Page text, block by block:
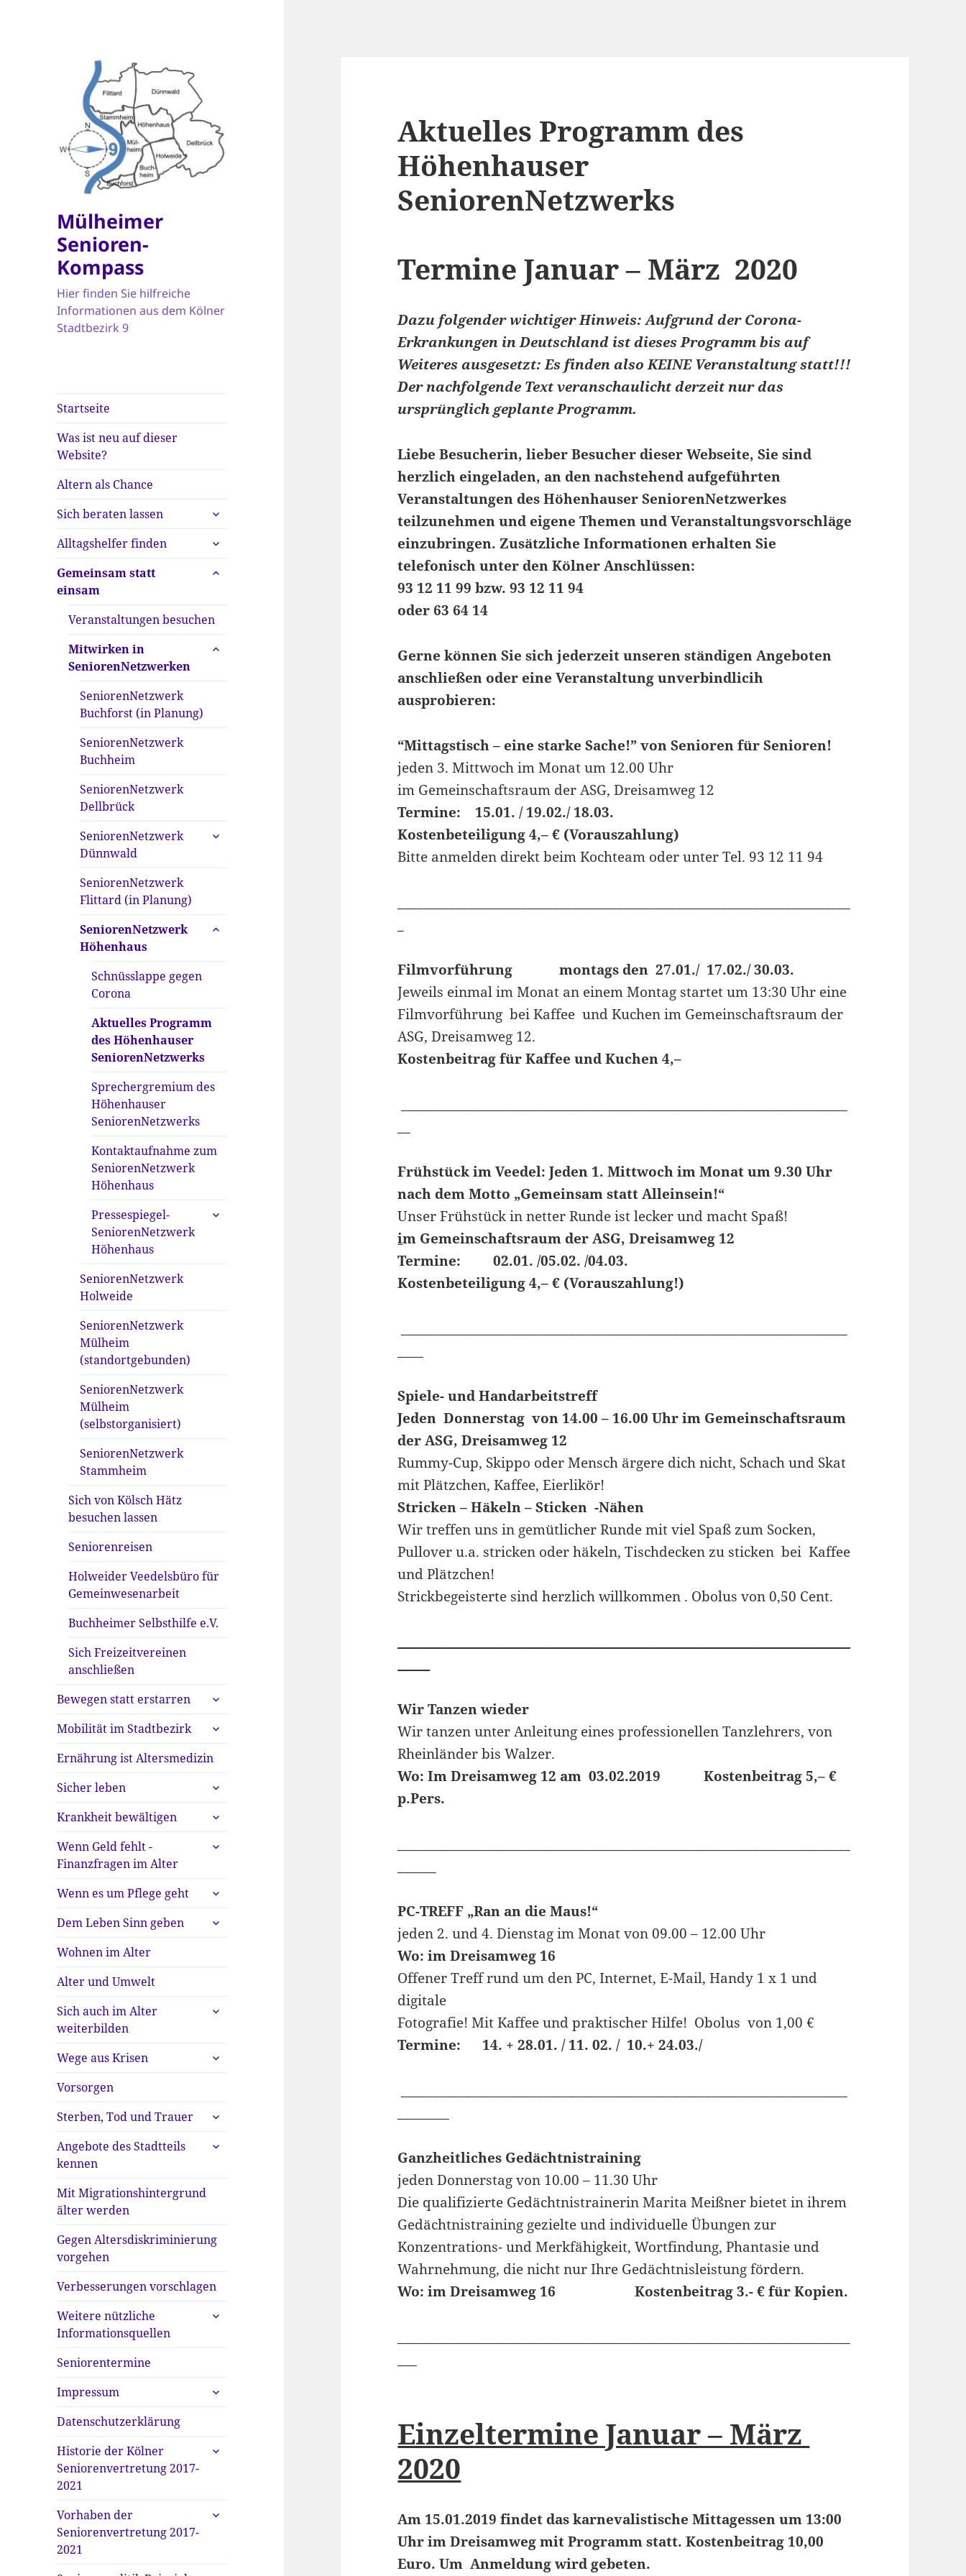
Mülheimer
Senioren-
Kompass
Hier finden Sie hilfreiche
Informationen aus dem Kölner
Stadtbezirk 9
Startseite
Was ist neu auf dieser
Website?
Altern als Chance
Sich beraten lassen
untermenü
anzeigen
Alltagshelfer finden
untermenü
anzeigen
Gemeinsam statt
einsam
untermenü
Veranstaltungen besuchen
Mitwirken in
SeniorenNetzwerken
untermenü
SeniorenNetzwerk
Buchforst (in Planung)
SeniorenNetzwerk
Buchheim
SeniorenNetzwerk
Dellbrück
SeniorenNetzwerk
Dünnwald
untermenü
SeniorenNetzwerk
Flittard (in Planung)
SeniorenNetzwerk
Höhenhaus
untermenü
Schnüsslappe gegen
Corona
Aktuelles Programm
des Höhenhauser
SeniorenNetzwerks
Sprechergremium des
Höhenhauser
SeniorenNetzwerks
Kontaktaufnahme zum
SeniorenNetzwerk
Höhenhaus
Pressespiegel-
SeniorenNetzwerk
Höhenhaus
untermenü
SeniorenNetzwerk
Holweide
SeniorenNetzwerk
Mülheim
(standortgebunden)
SeniorenNetzwerk
Mülheim
(selbstorganisiert)
SeniorenNetzwerk
Stammheim
Sich von Kölsch Hätz
besuchen lassen
Seniorenreisen
Holweider Veedelsbüro für
Gemeinwesenarbeit
Buchheimer Selbsthilfe e.V.
Sich Freizeitvereinen
anschließen
Bewegen statt erstarren
untermenü
anzeigen
Mobilität im Stadtbezirk
untermenü
anzeigen
Ernährung ist Altersmedizin
Sicher leben
untermenü
anzeigen
Krankheit bewältigen
untermenü
anzeigen
Wenn Geld fehlt -
Finanzfragen im Alter
untermenü
Wenn es um Pflege geht
untermenü
anzeigen
Dem Leben Sinn geben
untermenü
anzeigen
Wohnen im Alter
Alter und Umwelt
Sich auch im Alter
weiterbilden
untermenü
Wege aus Krisen
untermenü
anzeigen
Vorsorgen
Sterben, Tod und Trauer
untermenü
anzeigen
Angebote des Stadtteils
kennen
untermenü
Mit Migrationshintergrund
älter werden
Gegen Altersdiskriminierung
vorgehen
Verbesserungen vorschlagen
Weitere nützliche
Informationsquellen
untermenü
Seniorentermine
Impressum
untermenü
anzeigen
Datenschutzerklärung
Historie der Kölner
Seniorenvertretung 2017-
2021
untermenü
Vorhaben der
Seniorenvertretung 2017-
2021
untermenü
Aktuelles Programm des
Höhenhauser
SeniorenNetzwerks
Termine Januar – März 2020
Dazu folgender wichtiger Hinweis: Aufgrund der Corona-
Erkrankungen in Deutschland ist dieses Programm bis auf
Weiteres ausgesetzt: Es finden also KEINE Veranstaltung statt!!!
Der nachfolgende Text veranschaulicht derzeit nur das
ursprünglich geplante Programm.
Liebe Besucherin, lieber Besucher dieser Webseite, Sie sind
herzlich eingeladen, an den nachstehend aufgeführten
Veranstaltungen des Höhenhauser SeniorenNetzwerkes
teilzunehmen und eigene Themen und Veranstaltungsvorschläge
einzubringen. Zusätzliche Informationen erhalten Sie
telefonisch unter den Kölner Anschlüssen:
93 12 11 99 bzw. 93 12 11 94
oder 63 64 14
Gerne können Sie sich jederzeit unseren ständigen Angeboten
anschließen oder eine Veranstaltung unverbindlicih
ausprobieren:
“Mittagstisch – eine starke Sache!” von Senioren für Senioren!
jeden 3. Mittwoch im Monat um 12.00 Uhr
im Gemeinschaftsraum der ASG, Dreisamweg 12
Termine: 15.01. / 19.02./ 18.03.
Kostenbeteiligung 4,– € (Vorauszahlung)
Bitte anmelden direkt beim Kochteam oder unter Tel. 93 12 11 94
Filmvorführung montags den 27.01./ 17.02./ 30.03.
Jeweils einmal im Monat an einem Montag startet um 13:30 Uhr eine
Filmvorführung bei Kaffee und Kuchen im Gemeinschaftsraum der
ASG, Dreisamweg 12.
Kostenbeitrag für Kaffee und Kuchen 4,–
Frühstück im Veedel: Jeden 1. Mittwoch im Monat um 9.30 Uhr
nach dem Motto „Gemeinsam statt Alleinsein!“
Unser Frühstück in netter Runde ist lecker und macht Spaß!
im Gemeinschaftsraum der ASG, Dreisamweg 12
Termine: 02.01. /05.02. /04.03.
Kostenbeteiligung 4,– € (Vorauszahlung!)
Spiele- und Handarbeitstreff
Jeden Donnerstag von 14.00 – 16.00 Uhr im Gemeinschaftsraum
der ASG, Dreisamweg 12
Rummy-Cup, Skippo oder Mensch ärgere dich nicht, Schach und Skat
mit Plätzchen, Kaffee, Eierlikör!
Stricken – Häkeln – Sticken -Nähen
Wir treffen uns in gemütlicher Runde mit viel Spaß zum Socken,
Pullover u.a. stricken oder häkeln, Tischdecken zu sticken bei Kaffee
und Plätzchen!
Strickbegeisterte sind herzlich willkommen . Obolus von 0,50 Cent.
Wir Tanzen wieder
Wir tanzen unter Anleitung eines professionellen Tanzlehrers, von
Rheinländer bis Walzer.
Wo: Im Dreisamweg 12 am 03.02.2019 Kostenbeitrag 5,– €
p.Pers.
PC-TREFF „Ran an die Maus!“
jeden 2. und 4. Dienstag im Monat von 09.00 – 12.00 Uhr
Wo: im Dreisamweg 16
Offener Treff rund um den PC, Internet, E-Mail, Handy 1 x 1 und
digitale
Fotografie! Mit Kaffee und praktischer Hilfe! Obolus von 1,00 €
Termine: 14. + 28.01. / 11. 02. / 10.+ 24.03./
Ganzheitliches Gedächtnistraining
jeden Donnerstag von 10.00 – 11.30 Uhr
Die qualifizierte Gedächtnistrainerin Marita Meißner bietet in ihrem
Gedächtnistraining gezielte und individuelle Übungen zur
Konzentrations- und Merkfähigkeit, Wortfindung, Phantasie und
Wahrnehmung, die nicht nur Ihre Gedächtnisleistung fördern.
Wo: im Dreisamweg 16
Kostenbeitrag 3.- € für Kopien.
Einzeltermine Januar – März
2020
Am 15.01.2019 findet das karnevalistische Mittagessen um 13:00
Uhr im Dreisamweg mit Programm statt. Kostenbeitrag 10,00
Euro. Um Anmeldung wird gebeten.